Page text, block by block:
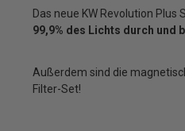
Das neue KW Revolution
99,9% des Lichts durch und
Außerdem sind die
Filter-Set!